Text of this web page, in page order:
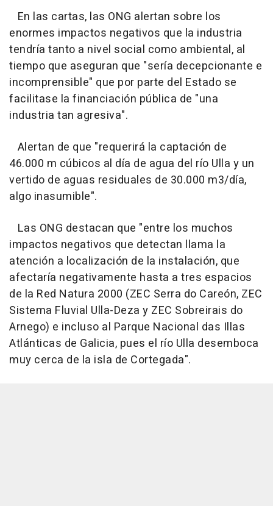
En las cartas, las ONG alertan sobre los
enormes impactos negativos que la industria
tendría tanto a nivel social como ambiental, al
tiempo que aseguran que "sería decepcionante e
incomprensible" que por parte del Estado se
facilitase la financiación pública de "una
industria tan agresiva".
Alertan de que "requerirá la captación de
46.000 m cúbicos al día de agua del río Ulla y un
vertido de aguas residuales de 30.000 m3/día,
algo inasumible".
Las ONG destacan que "entre los muchos
impactos negativos que detectan llama la
atención a localización de la instalación, que
afectaría negativamente hasta a tres espacios
de la Red Natura 2000 (ZEC Serra do Careón, ZEC
Sistema Fluvial Ulla-Deza y ZEC Sobreirais do
Arnego) e incluso al Parque Nacional das Illas
Atlánticas de Galicia, pues el río Ulla desemboca
muy cerca de la isla de Cortegada".